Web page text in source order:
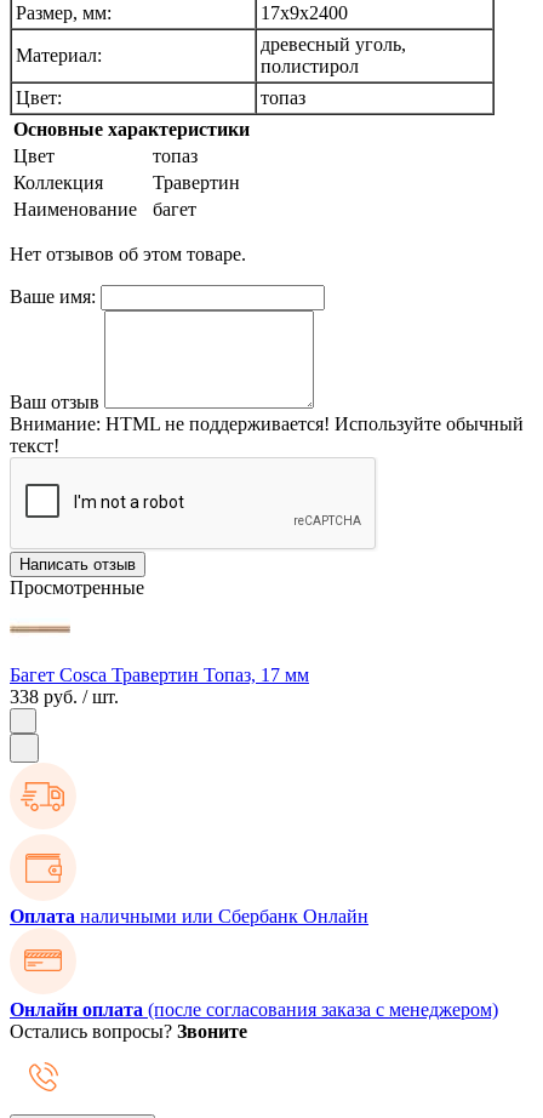
Размер, мм:
17х9х2400
Материал:
древесный уголь,
полистирол
Цвет:
топаз
Основные характеристики
Цвет
топаз
Коллекция
Травертин
Наименование
багет
Нет отзывов об этом товаре.
Ваше имя:
Ваш отзыв
Внимание: HTML не поддерживается! Используйте обычный
текст!
Написать отзыв
Просмотренные
Багет Cosca Травертин Топаз, 17 мм
338 руб. / шт.
Оплата наличными или Сбербанк Онлайн
Онлайн оплата (после согласования заказа с менеджером)
Остались вопросы? Звоните